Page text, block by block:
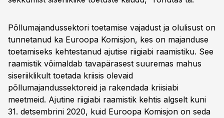
Põllumajandussektori toetamise vajadust ja olulisust on
tunnetanud ka Euroopa Komisjon, kes on majanduse
toetamiseks kehtestanud ajutise riigiabi raamistiku. See
raamistik võimaldab tavapärasest suuremas mahus
siseriiklikult toetada kriisis olevaid
põllumajandussektoreid ja rakendada kriisiabi
meetmeid. Ajutine riigiabi raamistik kehtis algselt kuni
31. detsembrini 2020, kuid Euroopa Komisjon on seda